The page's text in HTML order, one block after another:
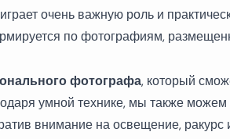
в первом ряду от моря
дома и виллы
очень важную роль и
по фотографиям,
фотографа, который
умной технике, мы также можем
внимание на освещение, ракурс